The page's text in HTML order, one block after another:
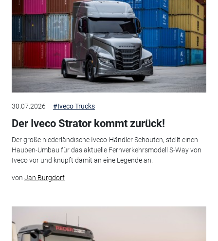
30.07.2026 #Iveco Trucks
Der Iveco Strator kommt zurück!
Der große niederländische Iveco-Händler Schouten, stellt einen
Hauben-Umbau für das aktuelle Fernverkehrsmodell S-Way von
Iveco vor und knüpft damit an eine Legende an.
von Jan Burgdorf